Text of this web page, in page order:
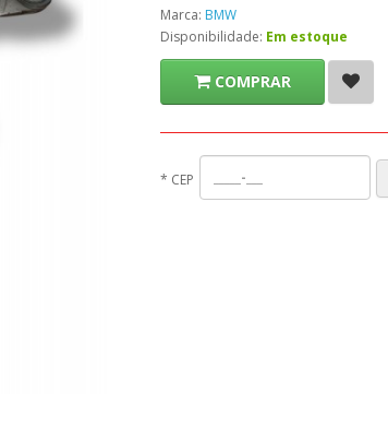
Marca: BMW
Disponibilidade: Em estoque
COMPRAR
* CEP